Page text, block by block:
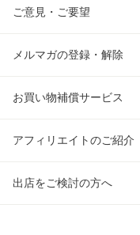
ご意見・ご要望
メルマガの登録・解除
お買い物補償サービス
アフィリエイトのご紹介
出店をご検討の方へ